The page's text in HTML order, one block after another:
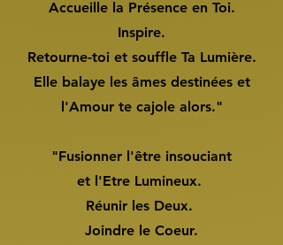
Accueille la Présence en Toi.
Inspire.
Retourne-toi et souffle Ta Lumière.
Elle balaye les âmes destinées et
l'Amour te cajole alors."
"Fusionner l'être insouciant
et l'Etre Lumineux.
Réunir les Deux.
Joindre le Coeur.